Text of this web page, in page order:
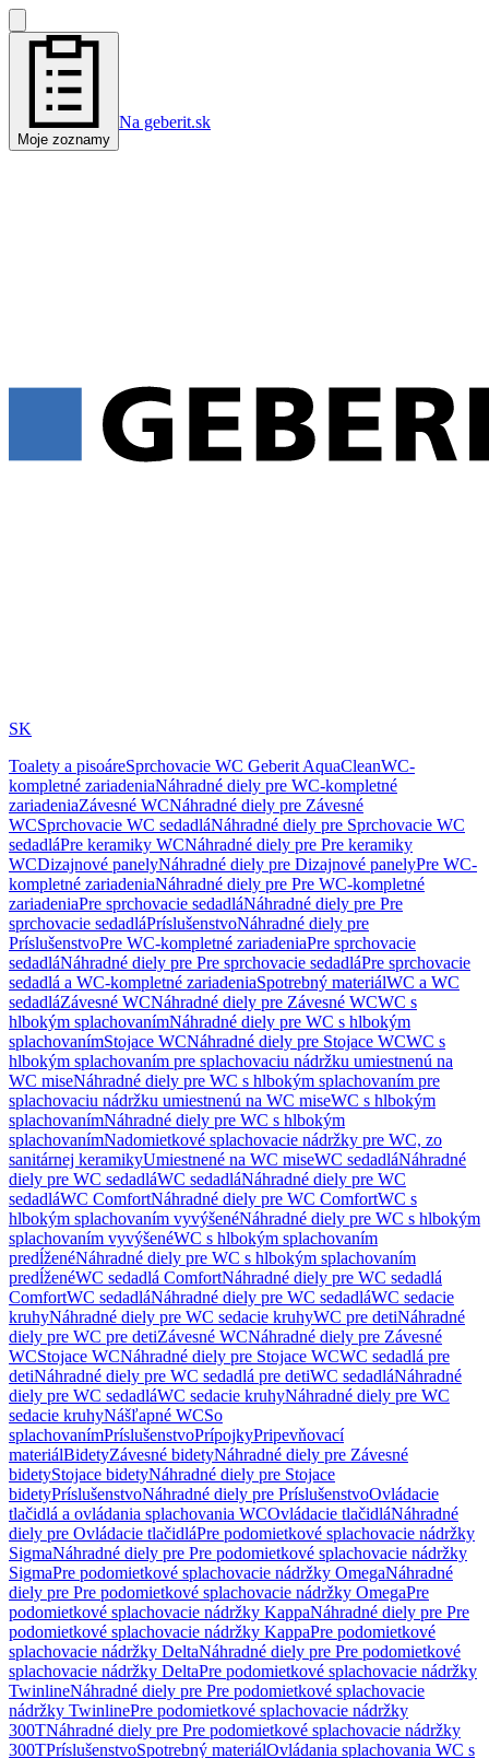
Moje zoznamy
Na geberit.sk
SK
Toalety a pisoáreSprchovacie WC Geberit AquaCleanWC-
kompletné zariadeniaNáhradné diely pre WC-kompletné
zariadeniaZávesné WCNáhradné diely pre Závesné
WCSprchovacie WC sedadláNáhradné diely pre Sprchovacie WC
sedadláPre keramiky WCNáhradné diely pre Pre keramiky
WCDizajnové panelyNáhradné diely pre Dizajnové panelyPre WC-
kompletné zariadeniaNáhradné diely pre Pre WC-kompletné
zariadeniaPre sprchovacie sedadláNáhradné diely pre Pre
sprchovacie sedadláPríslušenstvoNáhradné diely pre
PríslušenstvoPre WC-kompletné zariadeniaPre sprchovacie
sedadláNáhradné diely pre Pre sprchovacie sedadláPre sprchovacie
sedadlá a WC-kompletné zariadeniaSpotrebný materiálWC a WC
sedadláZávesné WCNáhradné diely pre Závesné WCWC s
hlbokým splachovanímNáhradné diely pre WC s hlbokým
splachovanímStojace WCNáhradné diely pre Stojace WCWC s
hlbokým splachovaním pre splachovaciu nádržku umiestnenú na
WC miseNáhradné diely pre WC s hlbokým splachovaním pre
splachovaciu nádržku umiestnenú na WC miseWC s hlbokým
splachovanímNáhradné diely pre WC s hlbokým
splachovanímNadomietkové splachovacie nádržky pre WC, zo
sanitárnej keramikyUmiestnené na WC miseWC sedadláNáhradné
diely pre WC sedadláWC sedadláNáhradné diely pre WC
sedadláWC ComfortNáhradné diely pre WC ComfortWC s
hlbokým splachovaním vyvýšenéNáhradné diely pre WC s hlbokým
splachovaním vyvýšenéWC s hlbokým splachovaním
predĺženéNáhradné diely pre WC s hlbokým splachovaním
predĺženéWC sedadlá ComfortNáhradné diely pre WC sedadlá
ComfortWC sedadláNáhradné diely pre WC sedadláWC sedacie
kruhyNáhradné diely pre WC sedacie kruhyWC pre detiNáhradné
diely pre WC pre detiZávesné WCNáhradné diely pre Závesné
WCStojace WCNáhradné diely pre Stojace WCWC sedadlá pre
detiNáhradné diely pre WC sedadlá pre detiWC sedadláNáhradné
diely pre WC sedadláWC sedacie kruhyNáhradné diely pre WC
sedacie kruhyNášľapné WCSo
splachovanímPríslušenstvoPrípojkyPripevňovací
materiálBidetyZávesné bidetyNáhradné diely pre Závesné
bidetyStojace bidetyNáhradné diely pre Stojace
bidetyPríslušenstvoNáhradné diely pre PríslušenstvoOvládacie
tlačidlá a ovládania splachovania WCOvládacie tlačidláNáhradné
diely pre Ovládacie tlačidláPre podomietkové splachovacie nádržky
SigmaNáhradné diely pre Pre podomietkové splachovacie nádržky
SigmaPre podomietkové splachovacie nádržky OmegaNáhradné
diely pre Pre podomietkové splachovacie nádržky OmegaPre
podomietkové splachovacie nádržky KappaNáhradné diely pre Pre
podomietkové splachovacie nádržky KappaPre podomietkové
splachovacie nádržky DeltaNáhradné diely pre Pre podomietkové
splachovacie nádržky DeltaPre podomietkové splachovacie nádržky
TwinlineNáhradné diely pre Pre podomietkové splachovacie
nádržky TwinlinePre podomietkové splachovacie nádržky
300TNáhradné diely pre Pre podomietkové splachovacie nádržky
300TPríslušenstvoSpotrebný materiálOvládania splachovania WC s